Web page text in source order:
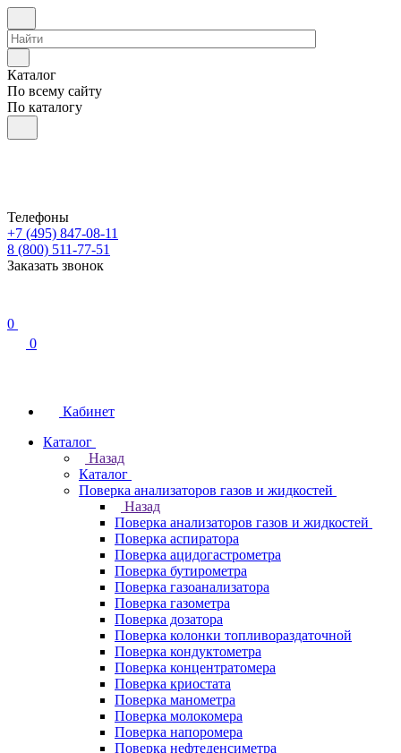
Каталог
По всему сайту
По каталогу
Телефоны
+7 (495) 847-08-11
8 (800) 511-77-51
Заказать звонок
0
0
Кабинет
Каталог
Назад
Каталог
Поверка анализаторов газов и жидкостей
Назад
Поверка анализаторов газов и жидкостей
Поверка аспиратора
Поверка ацидогастрометра
Поверка бутирометра
Поверка газоанализатора
Поверка газометра
Поверка дозатора
Поверка колонки топливораздаточной
Поверка кондуктометра
Поверка концентратомера
Поверка криостата
Поверка манометра
Поверка молокомера
Поверка напоромера
Поверка нефтеденсиметра